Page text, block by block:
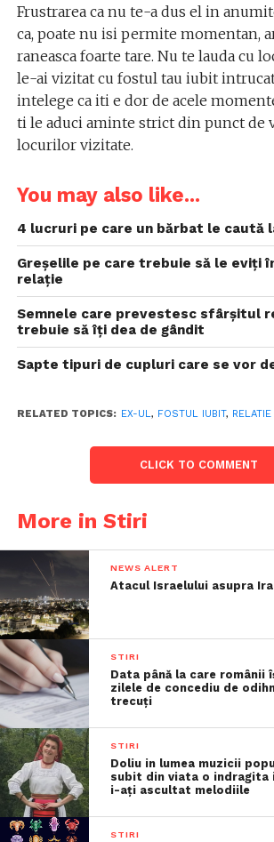
Frustrarea ca nu te-a dus el in
ca, poate nu isi permite momentan,
raneasca foarte tare. Nu te lauda cu
le-ai vizitat cu fostul tau iubit
intelege ca iti e dor de acele
ti le aduci aminte strict din punct de
locurilor vizitate.
You may also like...
4 lucruri pe care un bărbat le caută
Greșelile pe care trebuie să le eviți
relație
Semnele care prevestesc sfârșitul
trebuie să îți dea de gândit
Sapte tipuri de cupluri care se vor
RELATED TOPICS: EX-UL, FOSTUL IUBIT, RELATIE
CLICK TO COMMENT
More in Stiri
NEWS ALERT
Atacul Israelului asupra
STIRI
Data până la care românii
zilele de concediu de
trecuţi
STIRI
Doliu in lumea muzicii
subit din viata o
i-ați ascultat melodiile
STIRI